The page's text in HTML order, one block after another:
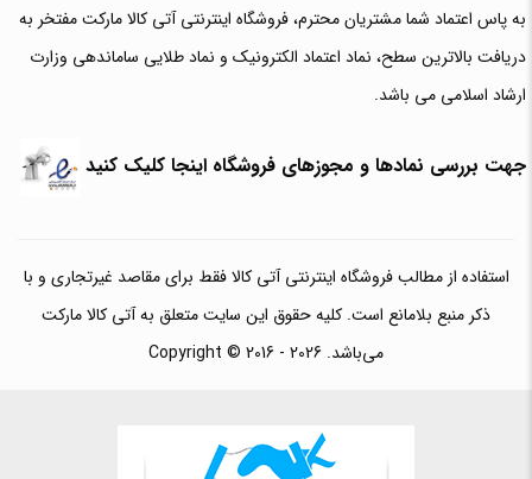
به پاس اعتماد شما مشتریان محترم، فروشگاه اینترنتی آتی کالا مارکت مفتخر به
دریافت بالاترین سطح، نماد اعتماد الکترونیک و نماد طلایی ساماندهی وزارت
ارشاد اسلامی می باشد.
جهت بررسی نمادها و مجوزهای فروشگاه اینجا کلیک کنید
استفاده از مطالب فروشگاه اینترنتی آتی کالا فقط برای مقاصد غیرتجاری و با
ذکر منبع بلامانع است. کلیه حقوق این سایت متعلق به آتی کالا مارکت
می‌باشد. Copyright © 2016 - 2026